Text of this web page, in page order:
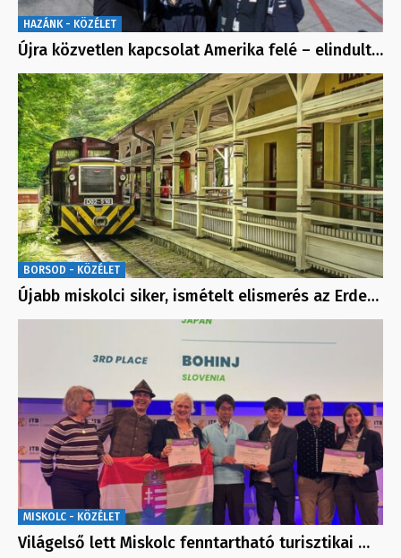
HAZÁNK - KÖZÉLET
Újra közvetlen kapcsolat Amerika felé – elindult…
BORSOD - KÖZÉLET
Újabb miskolci siker, ismételt elismerés az Erde…
MISKOLC - KÖZÉLET
Világelső lett Miskolc fenntartható turisztikai …